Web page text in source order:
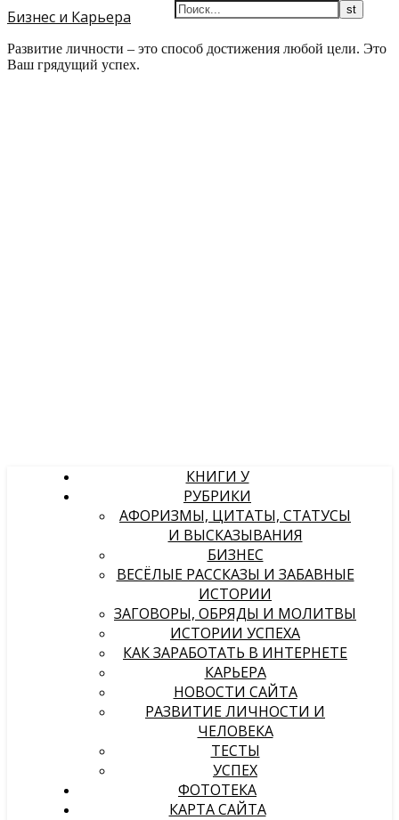
Бизнес и Карьера
Развитие личности – это способ достижения любой цели. Это
Ваш грядущий успех.
КНИГИ У
РУБРИКИ
АФОРИЗМЫ, ЦИТАТЫ, СТАТУСЫ
И ВЫСКАЗЫВАНИЯ
БИЗНЕС
ВЕСЁЛЫЕ РАССКАЗЫ И ЗАБАВНЫЕ
ИСТОРИИ
ЗАГОВОРЫ, ОБРЯДЫ И МОЛИТВЫ
ИСТОРИИ УСПЕХА
КАК ЗАРАБОТАТЬ В ИНТЕРНЕТЕ
КАРЬЕРА
НОВОСТИ САЙТА
РАЗВИТИЕ ЛИЧНОСТИ И
ЧЕЛОВЕКА
ТЕСТЫ
УСПЕХ
ФОТОТЕКА
КАРТА САЙТА